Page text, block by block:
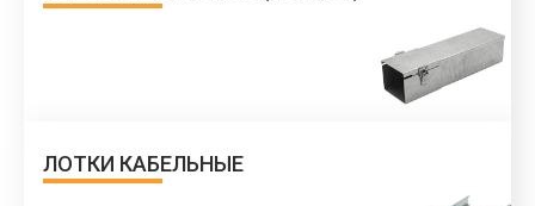
ЛОТКИ КАБЕЛЬНЫЕ